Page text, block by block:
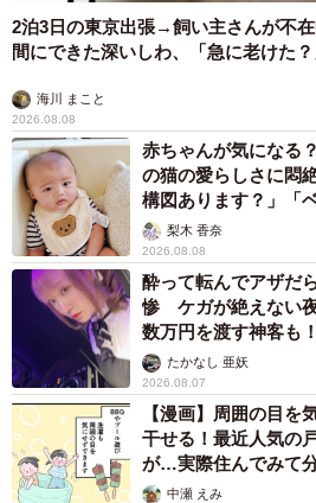
2泊3日の東京出張→飼い主さんが不
間にできた深いしわ、「急に老けた？
海川 まこと
2026.08.08
赤ちゃんが気になる
の猫の愛らしさに
構図あります？」「
梨木 香奈
2026.08.08
酔って転んでアザだ
惨 ケガが絶えない
数万円を渡す神客も
たかなし 亜妖
2026.08.07
【漫画】周囲の目を
干せる！最近人気の
が…実際住んでみて
中瀬 えみ